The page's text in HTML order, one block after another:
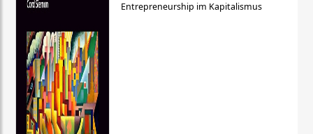
Entrepreneurship im Kapitalismus